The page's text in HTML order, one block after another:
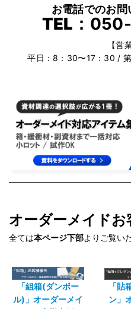
お電話でのお
TEL：
【営
平日：8：30〜17：30 /
オーダーメイドお
全ては本ページ下部よりご覧い
「組箱(ダンボー
ル)」オーダーメイ
「貼
ン」